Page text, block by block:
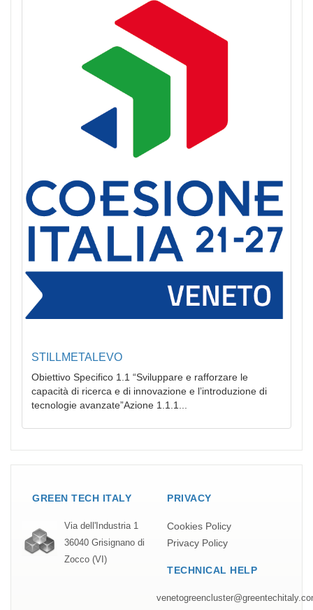
STILLMETALEVO
Obiettivo Specifico 1.1 “Sviluppare e rafforzare le
capacità di ricerca e di innovazione e l’introduzione di
tecnologie avanzate”Azione 1.1.1...
GREEN TECH ITALY
Via dell'Industria 1
36040 Grisignano di
Zocco (VI)
PRIVACY
Cookies Policy
Privacy Policy
TECHNICAL HELP